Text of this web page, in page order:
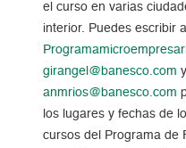
el curso en varias
interior. Puedes escribir
girangel@banesco.com y
anmrios@banesco.com
los lugares y fechas de
cursos del Programa de